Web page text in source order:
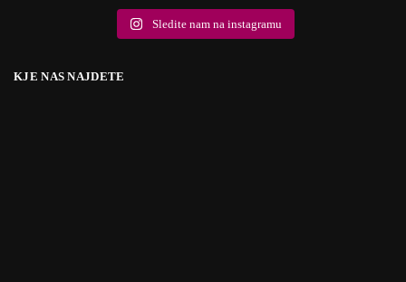
Sledite nam na instagramu
KJE NAS NAJDETE